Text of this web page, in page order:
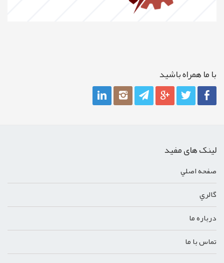
با ما همراه باشيد
لینک های مفید
صفحه اصلي
گالري
درباره ما
تماس با ما